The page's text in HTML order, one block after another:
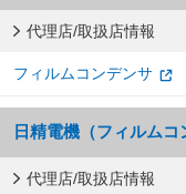
代理店/取扱店情報
フィルムコンデンサ
日精電機（フィルムコ
代理店/取扱店情報